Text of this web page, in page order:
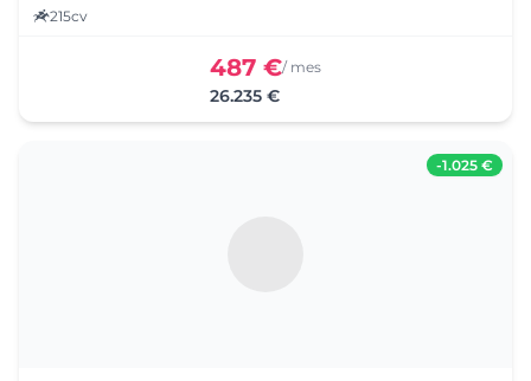
215cv
487 €/ mes
26.235 €
-1.025 €